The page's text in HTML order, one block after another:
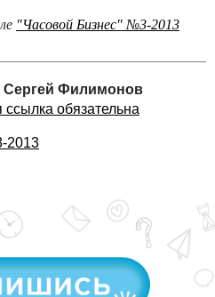
"Часовой Бизнес" №3-2013
Сергей Филимонов
ссылка обязательна
2013